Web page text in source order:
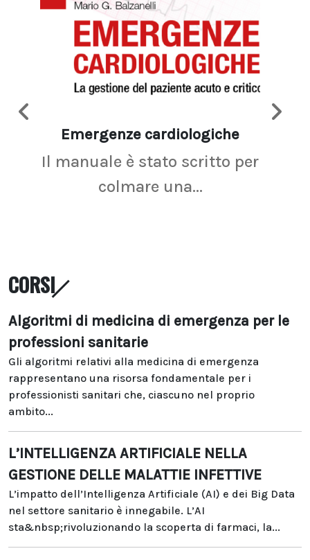
Emergenze cardiologiche
Il manuale è stato scritto per
colmare una...
CORSI
Algoritmi di medicina di emergenza per le
professioni sanitarie
Gli algoritmi relativi alla medicina di emergenza
rappresentano una risorsa fondamentale per i
professionisti sanitari che, ciascuno nel proprio
ambito...
L’INTELLIGENZA ARTIFICIALE NELLA
GESTIONE DELLE MALATTIE INFETTIVE
L’impatto dell’Intelligenza Artificiale (AI) e dei Big Data
nel settore sanitario è innegabile. L’AI
sta&nbsp;rivoluzionando la scoperta di farmaci, la...